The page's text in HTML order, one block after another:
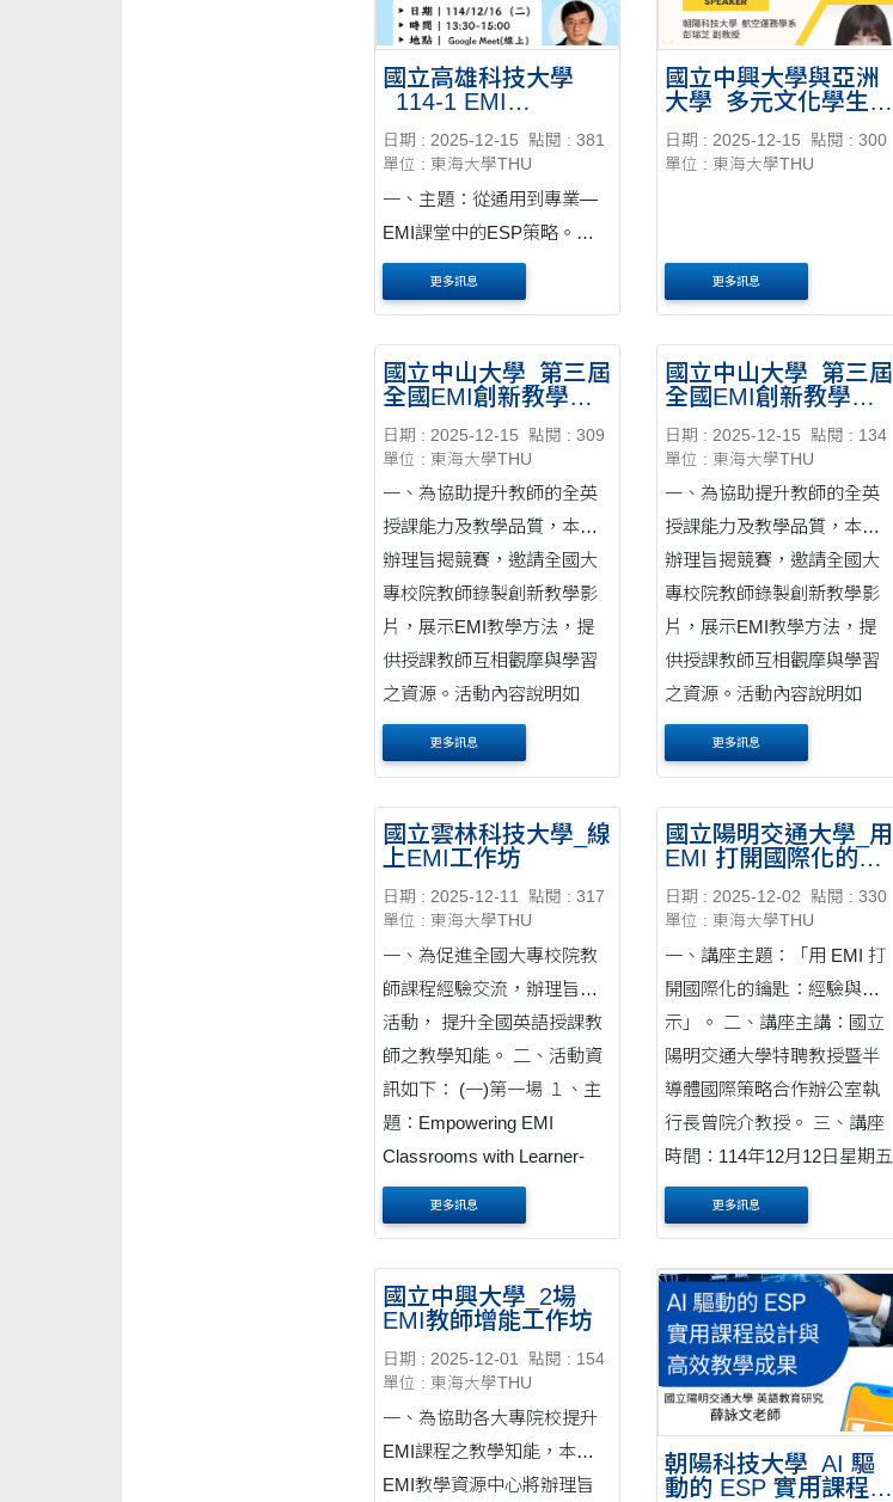
國立高雄科技大學
_114-1 EMI
日期 : 2025-12-15
點閱 : 381
單位 : 東海大學THU
一、主題：從通用到專業—
EMI課堂中的ESP策略。
二、講師：國立東華大學電
機工程學系 黃家華副教授。
13:30–15:00。 四、地點：
Google Meet 線上會議室。
五、報名方式：採線上報
名....
更多訊息
國立中興大學與亞洲
大學_多元文化學生參
作坊
日期 : 2025-12-15
點閱 : 300
單位 : 東海大學THU
更多訊息
國立中山大學_第三屆
全國EMI創新教學課
日期 : 2025-12-15
點閱 : 309
單位 : 東海大學THU
一、為協助提升教師的全英
授課能力及教學品質，本校
辦理旨揭競賽，邀請全國大
專校院教師錄製創新教學影
片，展示EMI教學方法，提
供授課教師互相觀摩與學習
之資源。活動內容說明如
下： (一)徵件對象：全國大
專校院教....
更多訊息
國立中山大學_第三屆
全國EMI創新教學課
日期 : 2025-12-15
點閱 : 134
單位 : 東海大學THU
一、為協助提升教師的全英
授課能力及教學品質，本校
辦理旨揭競賽，邀請全國大
專校院教師錄製創新教學影
片，展示EMI教學方法，提
供授課教師互相觀摩與學習
之資源。活動內容說明如
下： (一)徵件對象：全國大
專校院教....
更多訊息
國立雲林科技大學_線
上EMI工作坊
日期 : 2025-12-11
點閱 : 317
單位 : 東海大學THU
一、為促進全國大專校院教
師課程經驗交流，辦理旨揭
活動， 提升全國英語授課教
師之教學知能。 二、活動資
訊如下： (一)第一場 １、主
題：Empowering EMI
Classrooms with Learner-
Centered AI。 ２、講者：國
立中正大學 外國語文....
更多訊息
國立陽明交通大學_用
EMI 打開國際化的鑰
日期 : 2025-12-02
點閱 : 330
單位 : 東海大學THU
一、講座主題：「用 EMI 打
開國際化的鑰匙：經驗與啟
示」。 二、講座主講：國立
陽明交通大學特聘教授暨半
導體國際策略合作辦公室執
行長曾院介教授。 三、講座
時間：114年12月12日星期五
中午12:10~13:00。(實體參
與，....
更多訊息
國立中興大學_2場
EMI教師增能工作坊
日期 : 2025-12-01
點閱 : 154
單位 : 東海大學THU
一、為協助各大專院校提升
EMI課程之教學知能，本校
EMI教學資源中心將辦理旨
朝陽科技大學_AI 驅
動的 ESP 實用課程設